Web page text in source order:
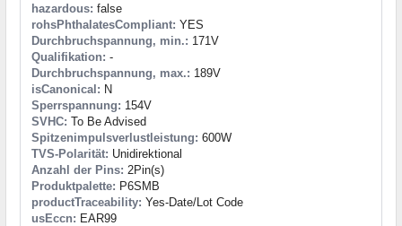
hazardous: false
rohsPhthalatesCompliant: YES
Durchbruchspannung, min.: 171V
Qualifikation: -
Durchbruchspannung, max.: 189V
isCanonical: N
Sperrspannung: 154V
SVHC: To Be Advised
Spitzenimpulsverlustleistung: 600W
TVS-Polarität: Unidirektional
Anzahl der Pins: 2Pin(s)
Produktpalette: P6SMB
productTraceability: Yes-Date/Lot Code
usEccn: EAR99